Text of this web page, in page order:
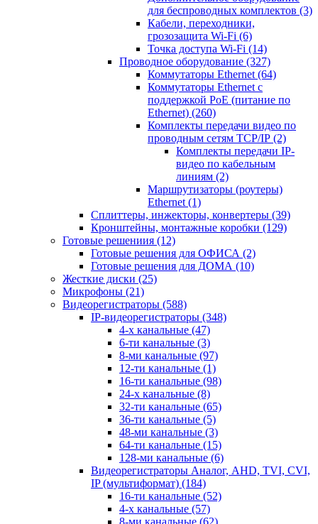
для беспроводных комплектов (3)
Кабели, переходники,
грозозащита Wi-Fi (6)
Точка доступа Wi-Fi (14)
Проводное оборудование (327)
Коммутаторы Ethernet (64)
Коммутаторы Ethernet с
поддержкой PoE (питание по
Ethernet) (260)
Комплекты передачи видео по
проводным сетям TCP/IP (2)
Комплекты передачи IP-
видео по кабельным
линиям (2)
Маршрутизаторы (роутеры)
Ethernet (1)
Сплиттеры, инжекторы, конвертеры (39)
Кронштейны, монтажные коробки (129)
Готовые решениия (12)
Готовые решения для ОФИСА (2)
Готовые решения для ДОМА (10)
Жесткие диски (25)
Микрофоны (21)
Видеорегистраторы (588)
IP-видеорегистраторы (348)
4-х канальные (47)
6-ти канальные (3)
8-ми канальные (97)
12-ти канальные (1)
16-ти канальные (98)
24-х канальные (8)
32-ти канальные (65)
36-ти канальные (5)
48-ми канальные (3)
64-ти канальные (15)
128-ми канальные (6)
Видеорегистраторы Аналог, AHD, TVI, CVI,
IP (мультиформат) (184)
16-ти канальные (52)
4-х канальные (57)
8-ми канальные (62)